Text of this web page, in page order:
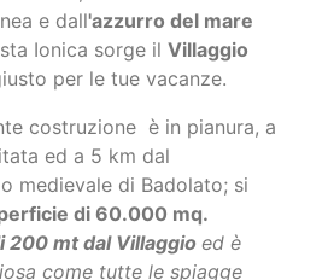
e dall'azzurro del mare
Ionica sorge il Villaggio
per le tue vacanze.
costruzione è in pianura, a
ed a 5 km dal
medievale di Badolato; si
di 60.000 mq.
200 mt dal Villaggio ed è
come tutte le spiagge